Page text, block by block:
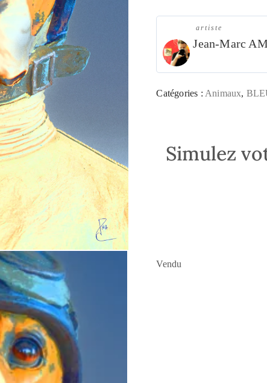
artiste
Jean-Marc
Catégories : Animaux,
Simulez
Vendu